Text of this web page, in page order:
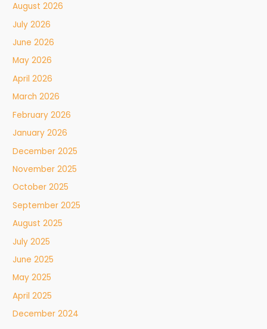
August 2026
July 2026
June 2026
May 2026
April 2026
March 2026
February 2026
January 2026
December 2025
November 2025
October 2025
September 2025
August 2025
July 2025
June 2025
May 2025
April 2025
December 2024